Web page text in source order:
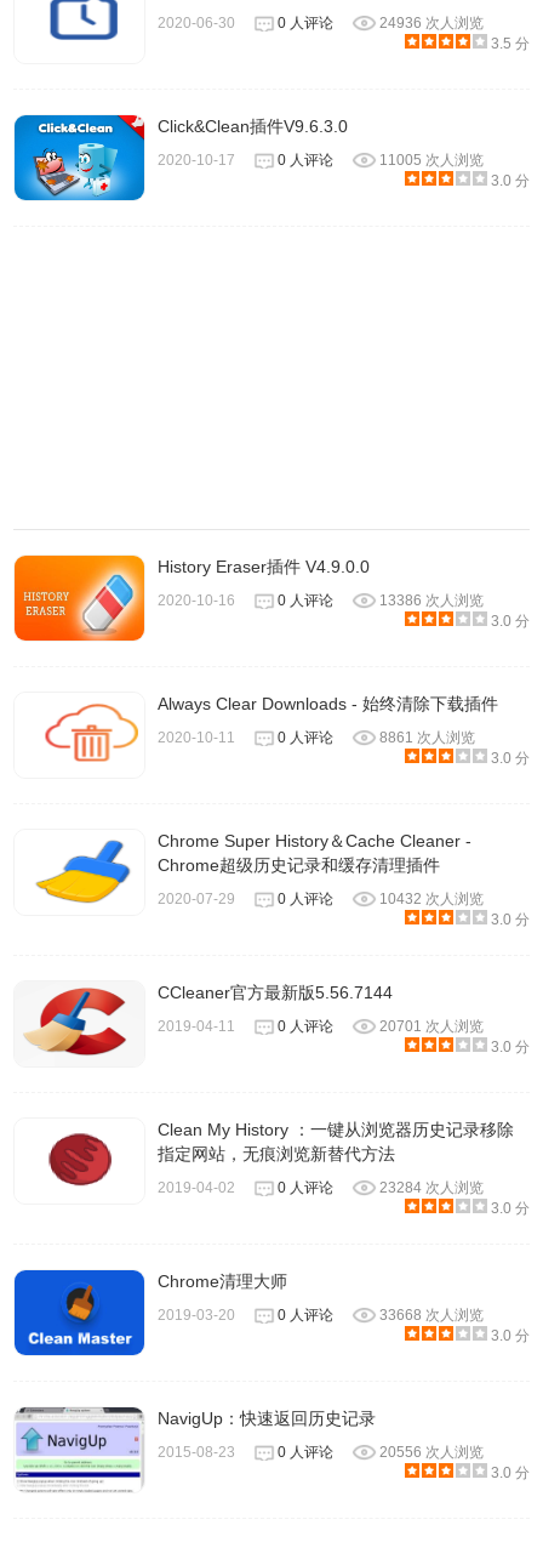
7.选好后点选右下角的「Run Eraser」开始清除，若浏览器
上累积相当大量的记录，可能会需要一点时间，但大多数情
况下不会太久。
8.设定模式History Eraser 会清除所有时间的浏览记录，从右
上角可以选择要清理的时间区间，例如这次开启浏览器之
后、过去一小时、两小时、四小时、八小时到一周，依照使
的浏览历史清除工具。
History Eraser chrome插件联系方式
内容由https://www.hotcleaner.com/提供
2020-06-30 0 人评论
24936 次人浏览
3.5 分
Click&Clean插件V9.6.3.0
2020-10-17 0 人评论
11005 次人浏览
3.0 分
History Eraser插件 V4.9.0.0
2020-10-16 0 人评论
13386 次人浏览
3.0 分
Always Clear Downloads - 始终清除下载插件
2020-10-11 0 人评论
8861 次人浏览
3.0 分
Chrome Super History＆Cache Cleaner -
Chrome超级历史记录和缓存清理​插件
2020-07-29 0 人评论
10432 次人浏览
3.0 分
CCleaner官方最新版5.56.7144
2019-04-11 0 人评论
20701 次人浏览
3.0 分
Clean My History ：一键从浏览器历史记录移除
指定网站，无痕浏览新替代方法
2019-04-02 0 人评论
23284 次人浏览
3.0 分
Chrome清理大师
2019-03-20 0 人评论
33668 次人浏览
3.0 分
NavigUp：快速返回历史记录
2015-08-23 0 人评论
20556 次人浏览
3.0 分